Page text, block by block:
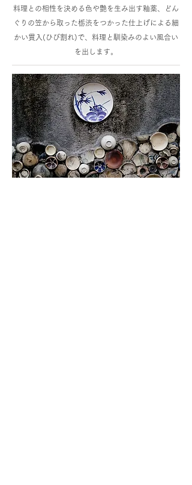
料理との相性を決める色や艶を生み出す釉薬、どん
ぐりの笠から取った栃渋をつかった仕上げによる細
かい貫入(ひび割れ)で、料理と馴染みのよい風合い
を出します。